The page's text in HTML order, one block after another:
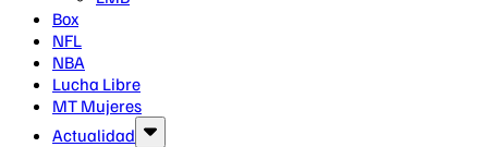
Box
NFL
NBA
Lucha Libre
MT Mujeres
Actualidad